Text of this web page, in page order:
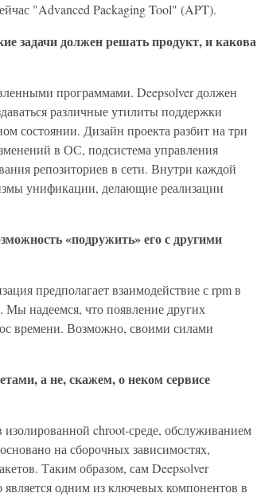
"Advanced Packaging Tool" (APT).
задачи должен решать продукт, и какова
программами. Deepsolver должен
различные утилиты поддержки
состоянии. Дизайн проекта разбит на три
в ОС, подсистема управления
репозиториев в сети. Внутри каждой
унификации, делающие реализации
«подружить» его с другими
предполагает взаимодействие с rpm в
Мы надеемся, что появление других
времени. Возможно, своими силами
а не, скажем, о неком сервисе
chroot-среде, обслуживанием
на сборочных зависимостях,
Таким образом, сам Deepsolver
одним из ключевых компонентов в